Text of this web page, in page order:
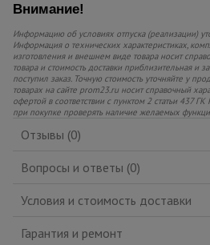
Внимание!
Информацию об условиях отпуска (реализации)
Информация о технических характеристиках,
изготовления и внешнем виде товара носит
товара и стоимость доставки приблизительная и
поступил заказ. Точную стоимость уточняйте у
товарах на сайте prom23.ru носит справочный
офертой в соответствии с пунктом 2 статьи 437
при покупке проверять наличие желаемых
Отзывы (0)
Вопросы и ответы (0)
Условия и стоимость доставки
Гарантия и ремонт